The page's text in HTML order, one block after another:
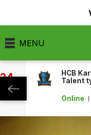
MENU
HCB
Talent
Online